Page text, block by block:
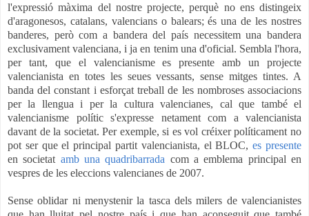
l'expressió màxima del nostre projecte, perquè no ens distingeix
d'aragonesos, catalans, valencians o balears; és una de les nostres
banderes, però com a bandera del país necessitem una bandera
exclusivament valenciana, i ja en tenim una d'oficial. Sembla l'hora,
per tant, que el valencianisme es presente amb un projecte
valencianista en totes les seues vessants, sense mitges tintes. A
banda del constant i esforçat treball de les nombroses associacions
per la llengua i per la cultura valencianes, cal que també el
valencianisme polític s'expresse netament com a valencianista
davant de la societat. Per exemple, si es vol créixer políticament no
pot ser que el principal partit valencianista, el BLOC,es presente
en societat amb una quadribarrada com a emblema principal en
vespres de les eleccions valencianes de 2007.
Sense oblidar ni menystenir la tasca dels milers de valencianistes